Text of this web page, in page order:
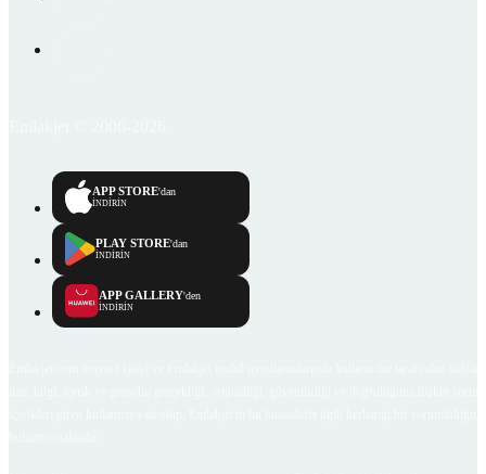
APP STORE'dan
İNDİRİN
PLAY STORE'dan
İNDİRİN
APP GALLERY'den
İNDİRİN